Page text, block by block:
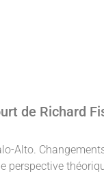
de Richard
Alto.